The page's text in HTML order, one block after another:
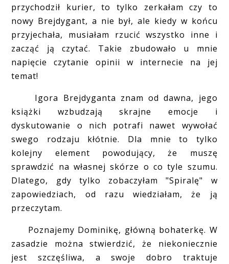
przychodził kurier, to tylko zerkałam czy to
nowy Brejdygant, a nie był, ale kiedy w końcu
przyjechała, musiałam rzucić wszystko inne i
zacząć ją czytać. Takie zbudowało u mnie
napięcie czytanie opinii w internecie na jej
temat!
Igora Brejdyganta znam od dawna, jego
książki wzbudzają skrajne emocje i
dyskutowanie o nich potrafi nawet wywołać
swego rodzaju kłótnie. Dla mnie to tylko
kolejny element powodujący, że muszę
sprawdzić na własnej skórze o co tyle szumu.
Dlatego, gdy tylko zobaczyłam "Spiralę" w
zapowiedziach, od razu wiedziałam, że ją
przeczytam.
Poznajemy Dominikę, główną bohaterkę. W
zasadzie można stwierdzić, że niekoniecznie
jest szczęśliwa, a swoje dobro traktuje